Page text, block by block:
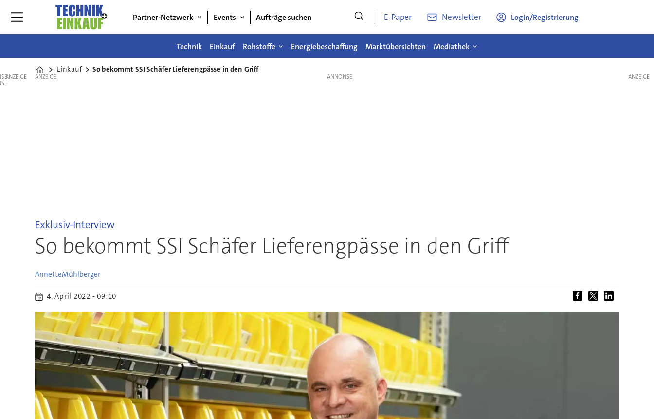
Partner-Netzwerk Events Aufträge suchen E-Paper Newsletter Login/Registrierung
Technik Einkauf Rohstoffe Energiebeschaffung Marktübersichten Mediathek
Home
Einkauf So bekommt SSI Schäfer Lieferengpässe in den Griff
ANZEIGE ANZEIGE
Exklusiv-Interview
So bekommt SSI Schäfer Lieferengpässe in den Griff
AnnetteMühlberger
4. April 2022 - 09:10
ANZEIGE